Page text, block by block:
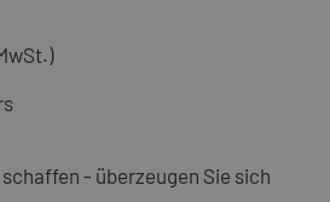
- überzeugen Sie sich